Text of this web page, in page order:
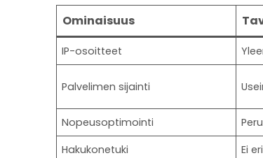
Ominaisuus
IP-osoitteet
Palvelimen sijainti
Nopeusoptimointi
Hakukonetuki
Ei